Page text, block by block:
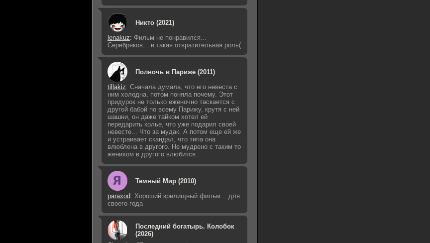
Никто (2021)
lenakuz: Фильм не понравился...
Серебряков... и такая отвратительная роль(
Полночь в Париже (2011)
tillakiz: Сначала думала, что его невеста с
ним холодна, потом поняла почему. Этот
придурок не только еженочно таскается с
другой бабой по всему Парижу, крутя с ней
шашни, он даже тайком хотел ей
передарить колье, что уже подарил своей
невесте... Что за мудак. А потом еще ей же
и устраивает скандал, что типа она
влюблена в другого. Не мудрено с таким то
женихом в другого влюбится..
Темный Мир (2010)
paraxod: Хороший зрелищный фильм... для
своего года
Последний богатырь. Колобок
(2026)